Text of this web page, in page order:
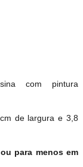
com pintura
de largura e 3,8
para menos em